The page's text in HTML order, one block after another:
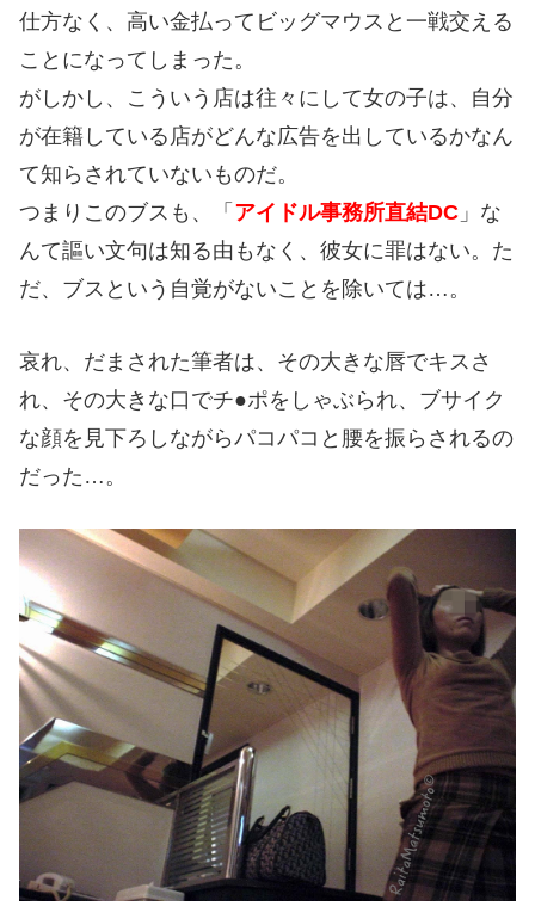
仕方なく、高い金払ってビッグマウスと一戦交える
ことになってしまった。
がしかし、こういう店は往々にして女の子は、自分
が在籍している店がどんな広告を出しているかなん
て知らされていないものだ。
つまりこのブスも、「 アイドル事務所直結DC 」な
んて謳い文句は知る由もなく、彼女に罪はない。た
だ、ブスという自覚がないことを除いては…。
哀れ、だまされた筆者は、その大きな唇でキスさ
れ、その大きな口でチ●ポをしゃぶられ、ブサイク
な顔を見下ろしながらパコパコと腰を振らされるの
だった…。